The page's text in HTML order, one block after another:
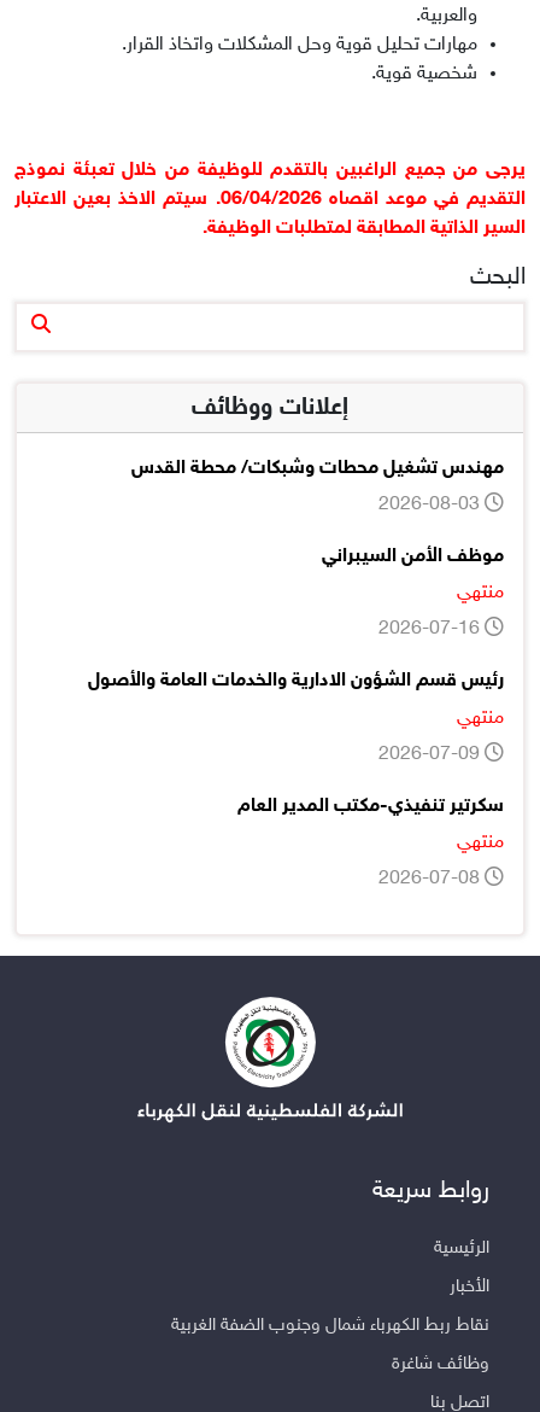
والعربية.
مهارات تحليل قوية وحل المشكلات واتخاذ القرار.
شخصية قوية.
يرجى من جميع الراغبين بالتقدم للوظيفة من خلال تعبئة نموذج
التقديم في موعد اقصاه06/04/2026.
سيتم الاخذ بعين الاعتبار
السير الذاتية المطابقة لمتطلبات الوظيفة.
البحث
إعلانات ووظائف
مهندس تشغيل محطات وشبكات/ محطة القدس
موظف الأمن السيبراني
منتهي
رئيس قسم الشؤون الادارية والخدمات العامة والأصول
منتهي
سكرتير تنفيذي-مكتب المدير العام
منتهي
روابط سريعة
الرئيسية
الأخبار
نقاط ربط الكهرباء شمال وجنوب الضفة الغربية
وظائف شاغرة
اتصل بنا